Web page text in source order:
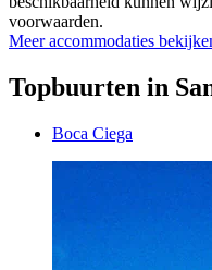
voorwaarden.
Meer accommodaties
Topbuurten in
Boca Ciega